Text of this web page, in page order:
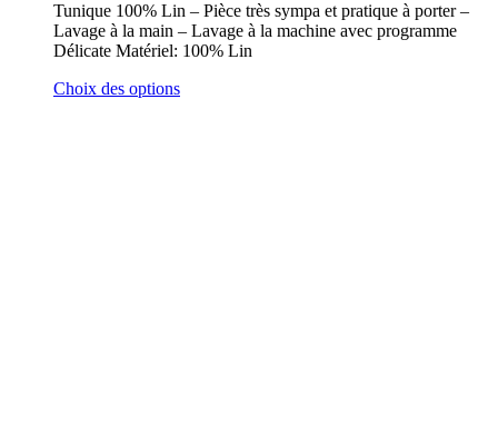
Tunique 100% Lin – Pièce très sympa et pratique à porter –
Lavage à la main – Lavage à la machine avec programme
Délicate Matériel: 100% Lin
Choix des options